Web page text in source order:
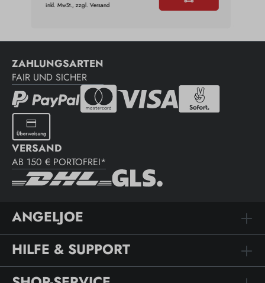
inkl. MwSt., zzgl. Versand
ZAHLUNGSARTEN
FAIR UND SICHER
VERSAND
AB 150 € PORTOFREI*
ANGELJOE
HILFE & SUPPORT